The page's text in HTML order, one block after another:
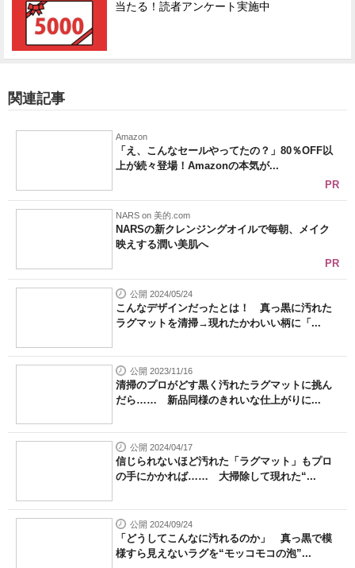
当たる！読者アンケート実施中
関連記事
Amazon
「え、こんなセールやってたの？」80％OFF以
上が続々登場！Amazonの本気が...
PR
NARS on 美的.com
NARSの新クレンジングオイルで毎朝、メイク
映えする潤い美肌へ
PR
公開 2024/05/24
こんなデザインだったとは！ 真っ黒に汚れた
ラグマットを清掃→現れたかわいい柄に「...
公開 2023/11/16
清掃のプロがどす黒く汚れたラグマットに挑ん
だら…… 新品同様のきれいな仕上がりに...
公開 2024/04/17
信じられないほど汚れた「ラグマット」もプロ
の手にかかれば…… 大掃除して現れた“...
公開 2024/09/24
「どうしてこんなに汚れるのか」 真っ黒で模
様すら見えないラグを“モッコモコの泡”...